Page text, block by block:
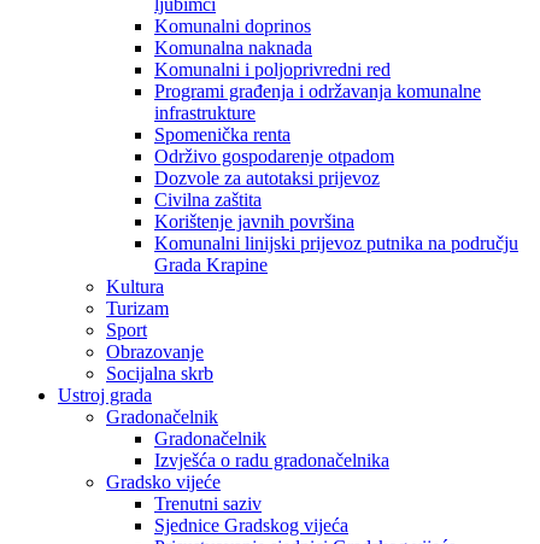
Komunalni doprinos
Komunalna naknada
Komunalni i poljoprivredni red
Programi građenja i održavanja komunalne
infrastrukture
Spomenička renta
Održivo gospodarenje otpadom
Dozvole za autotaksi prijevoz
Civilna zaštita
Korištenje javnih površina
Komunalni linijski prijevoz putnika na području
Grada Krapine
Kultura
Turizam
Sport
Obrazovanje
Socijalna skrb
Ustroj grada
Gradonačelnik
Gradonačelnik
Izvješća o radu gradonačelnika
Gradsko vijeće
Trenutni saziv
Sjednice Gradskog vijeća